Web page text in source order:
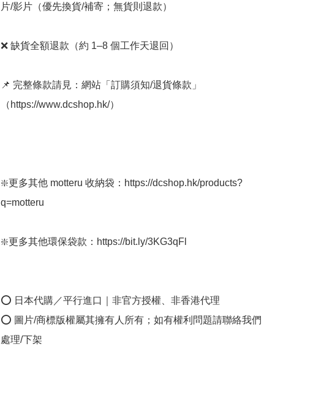
片/影片（優先換貨/補寄；無貨則退款）
❌ 缺貨全額退款（約 1–8 個工作天退回）
📌 完整條款請見：網站「訂購須知/退貨條款」
（https://www.dcshop.hk/）
❇️更多其他 motteru 收納袋：https://dcshop.hk/products?
q=motteru
❇️更多其他環保袋款：https://bit.ly/3KG3qFl
⭕ 日本代購／平行進口｜非官方授權、非香港代理
⭕ 圖片/商標版權屬其擁有人所有；如有權利問題請聯絡我們
處理/下架